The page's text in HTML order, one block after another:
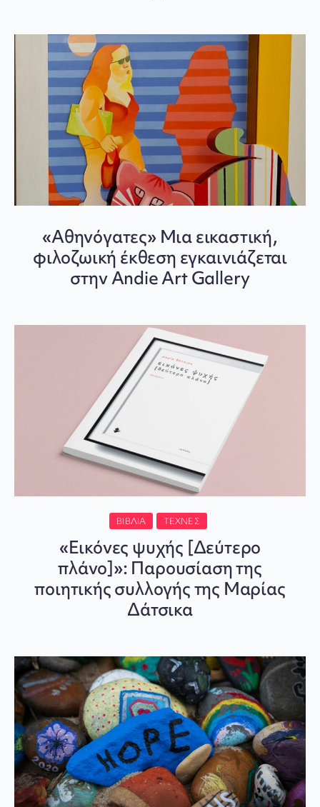
«Αθηνόγατες» Μια εικαστική,
φιλοζωική έκθεση εγκαινιάζεται
στην Andie Art Gallery
ΒΙΒΛΊΑ ΤΈΧΝΕΣ
«Εικόνες ψυχής [Δεύτερο
πλάνο]»: Παρουσίαση της
ποιητικής συλλογής της Μαρίας
Δάτσικα